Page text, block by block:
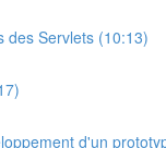
des Servlets (10:13)
d'un